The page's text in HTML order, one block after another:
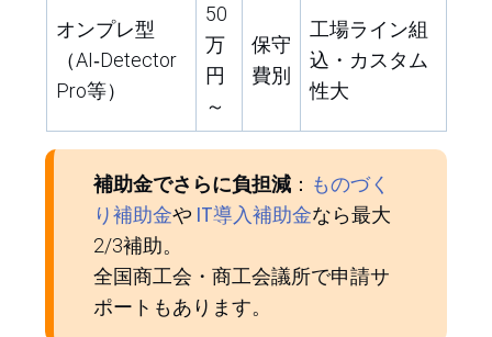
オンプレ型
（AI‑Detector
Pro等）
50
万
円
～
保守
費別
工場ライン組
込・カスタム
性大
補助金でさらに負担減 ： ものづく
り補助金や IT導入補助金なら最大
2/3補助。
全国商工会・商工会議所で申請サ
ポートもあります。